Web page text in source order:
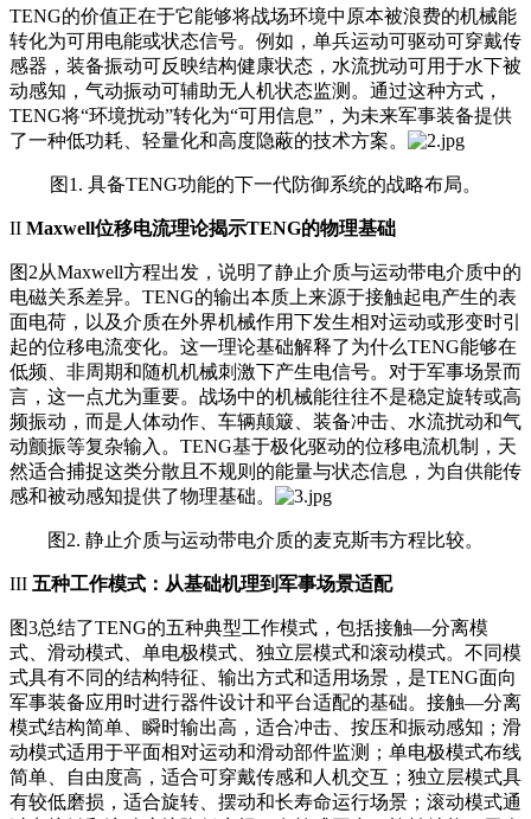
TENG的价值正在于它能够将战场环境中原本被浪费的机械能
转化为可用电能或状态信号。例如，单兵运动可驱动可穿戴传
感器，装备振动可反映结构健康状态，水流扰动可用于水下被
动感知，气动振动可辅助无人机状态监测。通过这种方式，
TENG将“环境扰动”转化为“可用信息”，为未来军事装备提供
了一种低功耗、轻量化和高度隐蔽的技术方案。
图1. 具备TENG功能的下一代防御系统的战略布局。
II Maxwell位移电流理论揭示TENG的物理基础
图2从Maxwell方程出发，说明了静止介质与运动带电介质中的
电磁关系差异。TENG的输出本质上来源于接触起电产生的表
面电荷，以及介质在外界机械作用下发生相对运动或形变时引
起的位移电流变化。这一理论基础解释了为什么TENG能够在
低频、非周期和随机机械刺激下产生电信号。对于军事场景而
言，这一点尤为重要。战场中的机械能往往不是稳定旋转或高
频振动，而是人体动作、车辆颠簸、装备冲击、水流扰动和气
动颤振等复杂输入。TENG基于极化驱动的位移电流机制，天
然适合捕捉这类分散且不规则的能量与状态信息，为自供能传
感和被动感知提供了物理基础。
图2. 静止介质与运动带电介质的麦克斯韦方程比较。
III 五种工作模式：从基础机理到军事场景适配
图3总结了TENG的五种典型工作模式，包括接触—分离模
式、滑动模式、单电极模式、独立层模式和滚动模式。不同模
式具有不同的结构特征、输出方式和适用场景，是TENG面向
军事装备应用时进行器件设计和平台适配的基础。接触—分离
模式结构简单、瞬时输出高，适合冲击、按压和振动感知；滑
动模式适用于平面相对运动和滑动部件监测；单电极模式布线
简单、自由度高，适合可穿戴传感和人机交互；独立层模式具
有较低磨损，适合旋转、摆动和长寿命运行场景；滚动模式通